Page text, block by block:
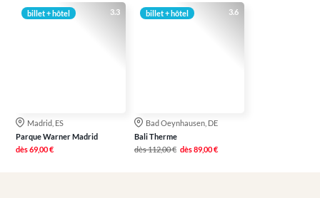
3.3
billet + hôtel
Madrid, ES
Parque Warner Madrid
dès69,00 €
3.6
billet + hôtel
Bad Oeynhausen, DE
Bali Therme
dès112,00 € dès89,00 €